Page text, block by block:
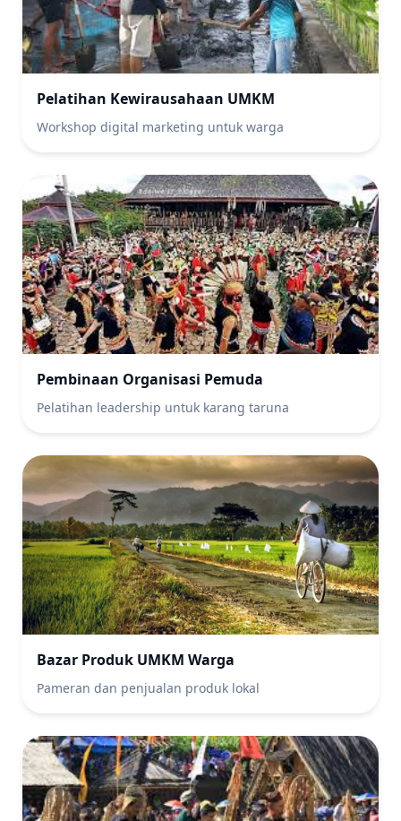
Pelatihan Kewirausahaan UMKM
Workshop digital marketing untuk warga
Pembinaan Organisasi Pemuda
Pelatihan leadership untuk karang taruna
Bazar Produk UMKM Warga
Pameran dan penjualan produk lokal